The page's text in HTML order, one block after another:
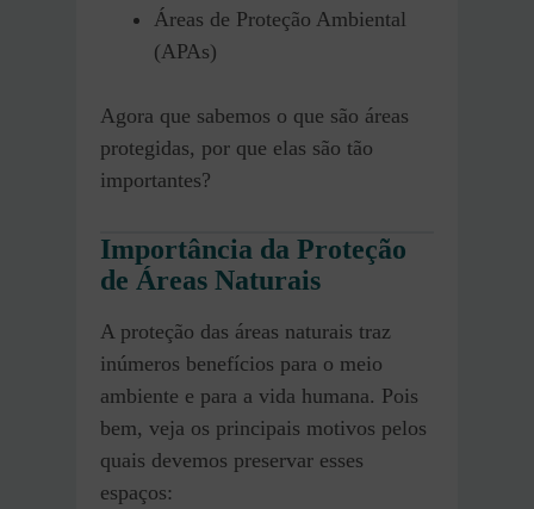
Áreas de Proteção Ambiental
(APAs)
Agora que sabemos o que são áreas
protegidas, por que elas são tão
importantes?
Importância da Proteção
de Áreas Naturais
A proteção das áreas naturais traz
inúmeros benefícios para o meio
ambiente e para a vida humana. Pois
bem, veja os principais motivos pelos
quais devemos preservar esses
espaços: